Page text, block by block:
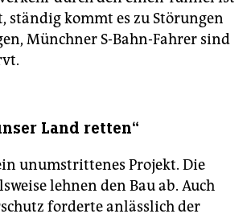
ständig kommt es zu Störungen
Münchner S-Bahn-Fahrer sind
Land retten“
unumstrittenes Projekt. Die
lehnen den Bau ab. Auch
forderte anlässlich der